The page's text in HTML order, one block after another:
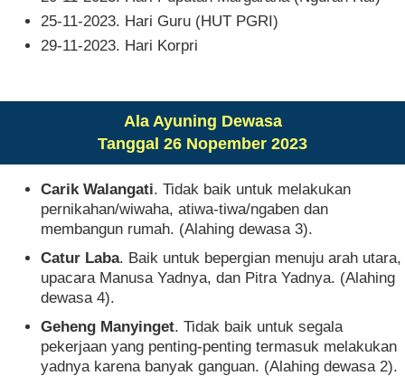
25-11-2023. Hari Guru (HUT PGRI)
29-11-2023. Hari Korpri
Ala Ayuning Dewasa
Tanggal 26 Nopember 2023
Carik Walangati. Tidak baik untuk melakukan
pernikahan/wiwaha, atiwa-tiwa/ngaben dan
membangun rumah. (Alahing dewasa 3).
Catur Laba. Baik untuk bepergian menuju arah utara,
upacara Manusa Yadnya, dan Pitra Yadnya. (Alahing
dewasa 4).
Geheng Manyinget. Tidak baik untuk segala
pekerjaan yang penting-penting termasuk melakukan
yadnya karena banyak ganguan. (Alahing dewasa 2).